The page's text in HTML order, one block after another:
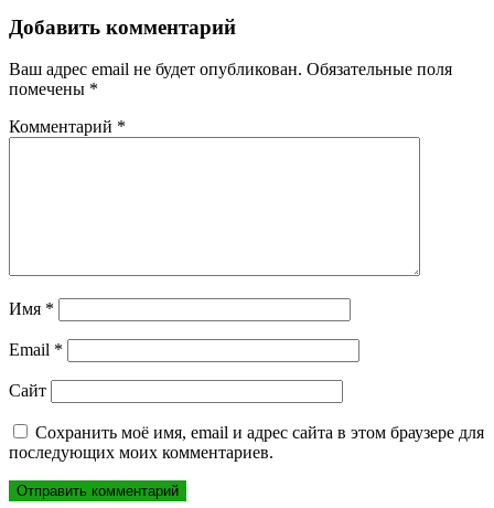
записям
Добавить комментарий
Ваш адрес email не будет опубликован. Обязательные поля
помечены *
Комментарий *
Имя *
Email *
Сайт
Сохранить моё имя, email и адрес сайта в этом браузере для
последующих моих комментариев.